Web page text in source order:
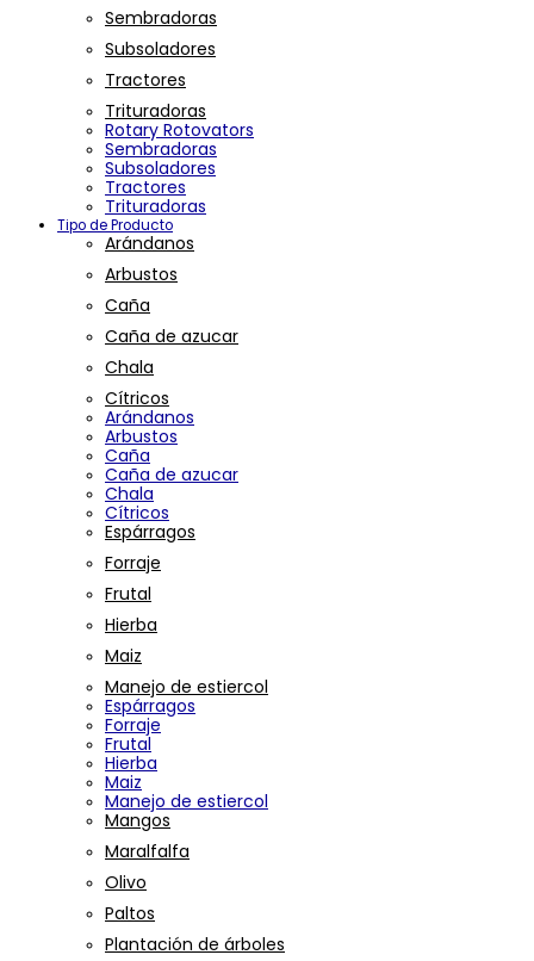
Sembradoras
Subsoladores
Tractores
Trituradoras
Rotary Rotovators
Sembradoras
Subsoladores
Tractores
Trituradoras
Tipo de Producto
Arándanos
Arbustos
Caña
Caña de azucar
Chala
Cítricos
Arándanos
Arbustos
Caña
Caña de azucar
Chala
Cítricos
Espárragos
Forraje
Frutal
Hierba
Maiz
Manejo de estiercol
Espárragos
Forraje
Frutal
Hierba
Maiz
Manejo de estiercol
Mangos
Maralfalfa
Olivo
Paltos
Plantación de árboles